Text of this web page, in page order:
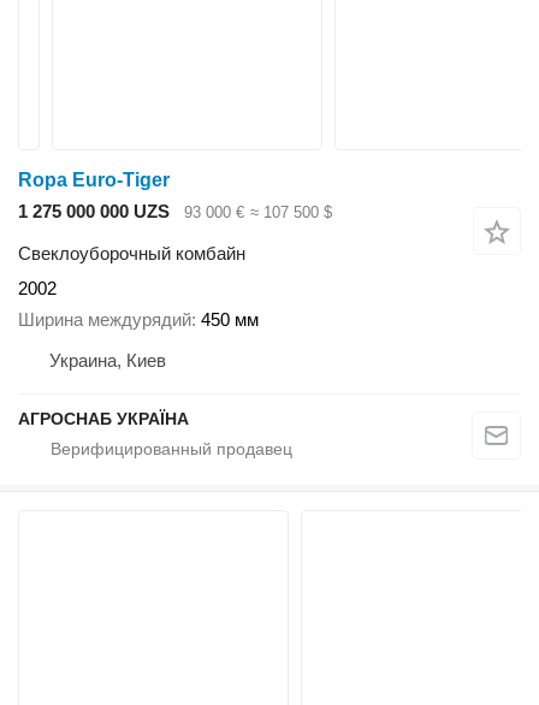
Ropa Euro-Tiger
1 275 000 000 UZS
93 000 € ≈ 107 500 $
Свеклоуборочный комбайн
2002
Ширина междурядий 450 мм
Украина, Киев
АГРОСНАБ УКРАЇНА